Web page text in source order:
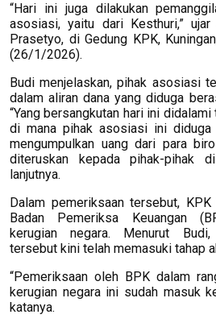
“Hari ini juga dilakukan
asosiasi, yaitu dari Kesthuri,”
Prasetyo, di Gedung KPK,
(26/1/2026).
Budi menjelaskan, pihak asosiasi
dalam aliran dana yang diduga
“Yang bersangkutan hari ini
di mana pihak asosiasi ini diduga
mengumpulkan uang dari para
diteruskan kepada pihak-pihak
lanjutnya.
Dalam pemeriksaan tersebut,
Badan Pemeriksa Keuangan
kerugian negara. Menurut
tersebut kini telah memasuki tahap
“Pemeriksaan oleh BPK dalam
kerugian negara ini sudah masuk
katanya.